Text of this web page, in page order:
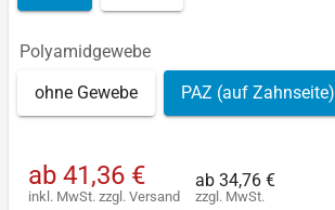
Polyamidgewebe
ohne Gewebe PAZ (auf Zahnseite)
ab 41,36 €
inkl. MwSt. zzgl. Versand
ab 34,76 €
zzgl. MwSt.